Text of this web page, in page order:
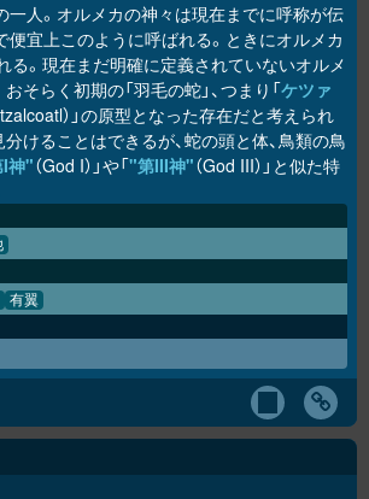
一人。オルメカの神々は現在までに呼称が伝
便宜上このように呼ばれる。ときにオルメカ
る。現在まだ明確に定義されていないオルメ
そらく初期の「羽毛の蛇」、つまり「ケツァ
）」の原型となった存在だと考えられ
けることはできるが、蛇の頭と体、鳥類の鳥
神"（God I）」や「"第III神"（God III）」と似た特
有翼